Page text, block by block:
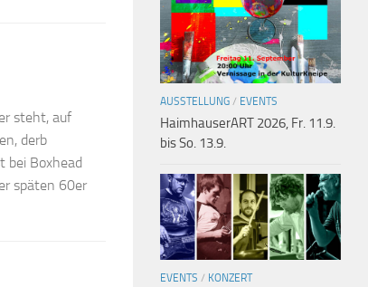
steht, auf
derb
bei Boxhead
späten 60er
AUSSTELLUNG / EVENTS
HaimhauserART 2026, Fr. 11.9.
bis So. 13.9.
EVENTS / KONZERT